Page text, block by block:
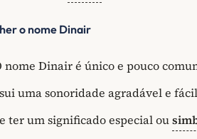
o nome Dinair
Dinair é único e pouco
uma sonoridade agradável e
ter um significado especial ou